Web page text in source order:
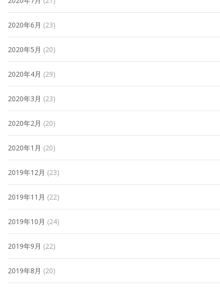
2020年6月 (23)
2020年5月 (20)
2020年4月 (29)
2020年3月 (23)
2020年2月 (20)
2020年1月 (20)
2019年12月 (23)
2019年11月 (22)
2019年10月 (24)
2019年9月 (22)
2019年8月 (20)